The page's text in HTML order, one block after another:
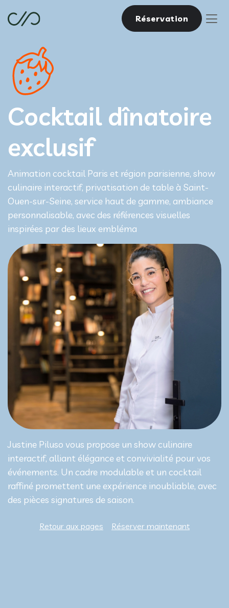
Réservation
Cocktail dînatoire
exclusif
Animation cocktail Paris et région parisienne, show
culinaire interactif, privatisation de table à Saint-
Ouen-sur-Seine, service haut de gamme, ambiance
personnalisable, avec des références visuelles
inspirées par des lieux embléma
Justine Piluso vous propose un show culinaire
interactif, alliant élégance et convivialité pour vos
événements. Un cadre modulable et un cocktail
raffiné promettent une expérience inoubliable, avec
des pièces signatures de saison.
Retour aux pages Réserver maintenant